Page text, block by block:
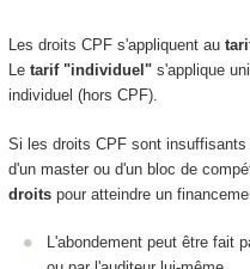
Les droits CPF s'appliquent au
Le tarif "individuel"s'applique
individuel (hors CPF).
Si les droits CPF sont
d'un master ou d'un bloc de
droitspour atteindre un
L'abondement peut être fait